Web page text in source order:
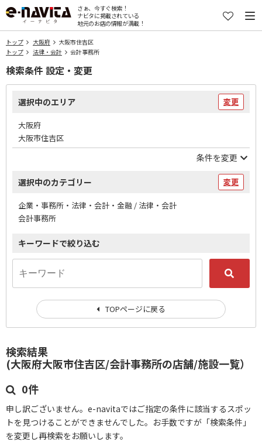
さぁ、今すぐ検索！
ナビタに掲載されている
地元のお店の情報が満載！
トップ 大阪府
大阪市住吉区
トップ
法律・会計 会計事務所
検索結果
(大阪府大阪市住吉区/会計事務所の店舗/施設一覧）
0件
申し訳ございません。e-navitaではご指定の条件に該当するスポッ
トを見つけることができませんでした。お手数ですが「検索条件」
を変更し再検索をお願いします。
検索条件 設定・変更
選択中のエリア 変更
大阪府
大阪市住吉区
条件を変更
選択中のカテゴリー 変更
企業・事務所・法律・会計・金融 / 法律・会計
会計事務所
キーワードで絞り込む
TOPページに戻る